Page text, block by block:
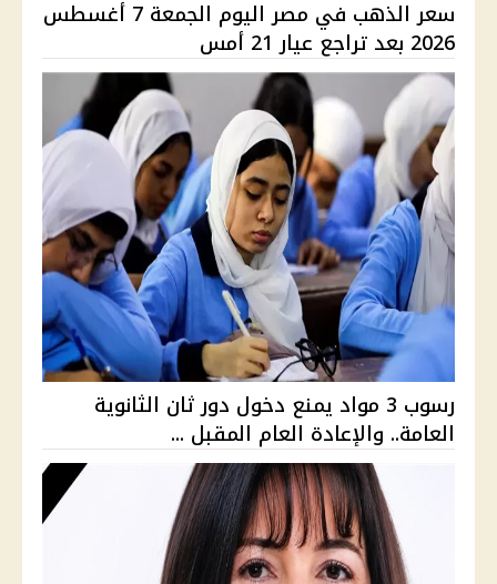
سعر الذهب في مصر اليوم الجمعة 7 أغسطس
2026 بعد تراجع عيار 21 أمس
رسوب 3 مواد يمنع دخول دور ثان الثانوية
العامة.. والإعادة العام المقبل ...